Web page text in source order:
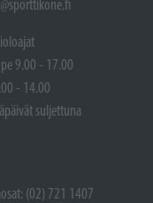
9.00 - 17.00
- 14.00
suljettuna
(02) 721 1407